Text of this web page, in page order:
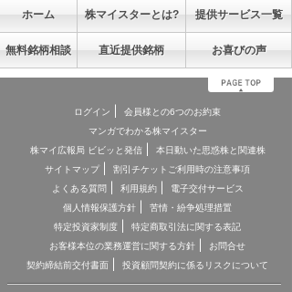
ホーム 株マイスターとは? 提供サービス一覧
無料銘柄相談 直近提供銘柄 お喜びの声
ログイン
会員様との6つのお約束
マンガでわかる株マイスター
株マイ広報局 ビビッと発信
本日動いた思惑株と関連株
サイトマップ
割引チケットご利用時の注意事項
よくある質問
利用規約
電子交付サービス
個人情報保護方針
苦情・紛争処理措置
特定投資家制度
特定商取引法に関する表記
お客様本位の業務運営に関する方針
お問合せ
契約締結前交付書面
投資顧問契約に係るリスクについて